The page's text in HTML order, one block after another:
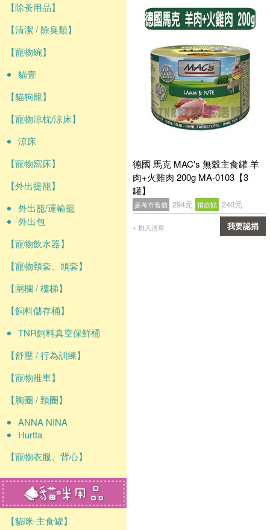
【除蚤用品】
【清潔 / 除臭類】
【寵物碗】
貓壹
【貓狗籠】
【寵物涼枕/涼床】
涼床
【寵物窩床】
【外出提籠】
外出籠/運輸籠
外出包
【寵物飲水器】
【寵物頸套、頭套】
【圍欄 / 樓梯】
【飼料儲存桶】
TNR飼料真空保鮮桶
【舒壓 / 行為訓練】
【寵物推車】
【胸圈 / 頸圈】
ANNA NINA
Hurtta
【寵物衣服、背心】
【貓咪-主食罐】
德國 馬克 MAC's 無穀主食罐 羊
肉+火雞肉 200g MA-0103【3
罐】
參考市售價 294元 捐款額 240元
+ 加入清單 我要認捐